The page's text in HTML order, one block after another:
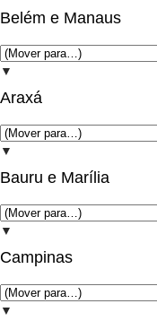
Belém e Manaus
▼
Araxá
▼
Bauru e Marília
▼
Campinas
▼